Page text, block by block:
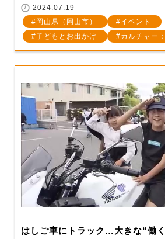
2024.07.19
岡山県（岡山市）
イベント
子どもとお出かけ
カルチャー
はしご車にトラック…大きな“働